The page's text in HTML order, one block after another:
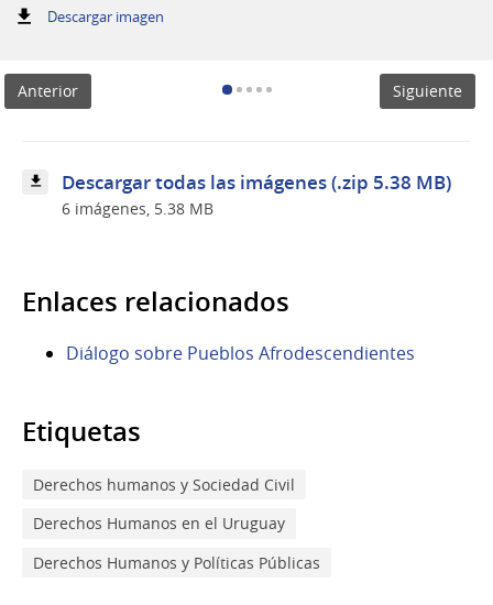
Descargar imagen:
climática
y
pueblos
Anterior Siguiente
Descargar todas las imágenes (.zip 5.38 MB)
6 imágenes, 5.38 MB
Enlaces relacionados
Diálogo sobre Pueblos Afrodescendientes
Etiquetas
Derechos humanos y Sociedad Civil
Derechos Humanos en el Uruguay
Derechos Humanos y Políticas Públicas